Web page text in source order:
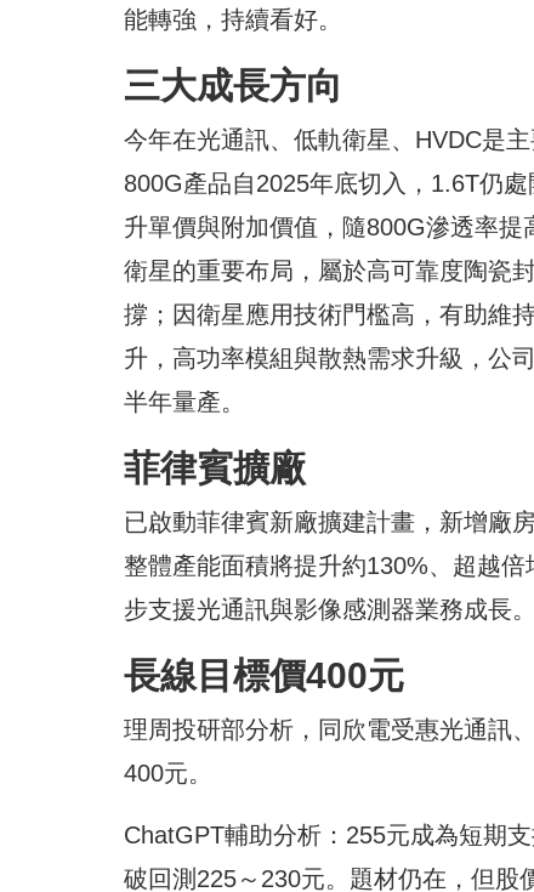
能轉強，持續看好。
三大成長方向
今年在光通訊、低軌衛星、HVDC是
800G產品自2025年底切入，1.6T仍
升單價與附加價值，隨800G滲透率
衛星的重要布局，屬於高可靠度陶瓷
撐；因衛星應用技術門檻高，有助維
升，高功率模組與散熱需求升級，公
半年量產。
菲律賓擴廠
已啟動菲律賓新廠擴建計畫，新增廠
整體產能面積將提升約130%、超越
步支援光通訊與影像感測器業務成長。
長線目標價400元
理周投研部分析，同欣電受惠光通訊
400元。
ChatGPT輔助分析：255元成為短期
破回測225～230元。題材仍在，但股